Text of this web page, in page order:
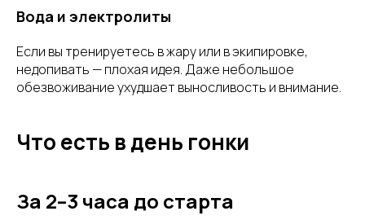
Вода и электролиты
Если вы тренируетесь в жару или в экипировке,
недопивать — плохая идея. Даже небольшое
обезвоживание ухудшает выносливость и внимание.
Что есть в день гонки
За 2–3 часа до старта